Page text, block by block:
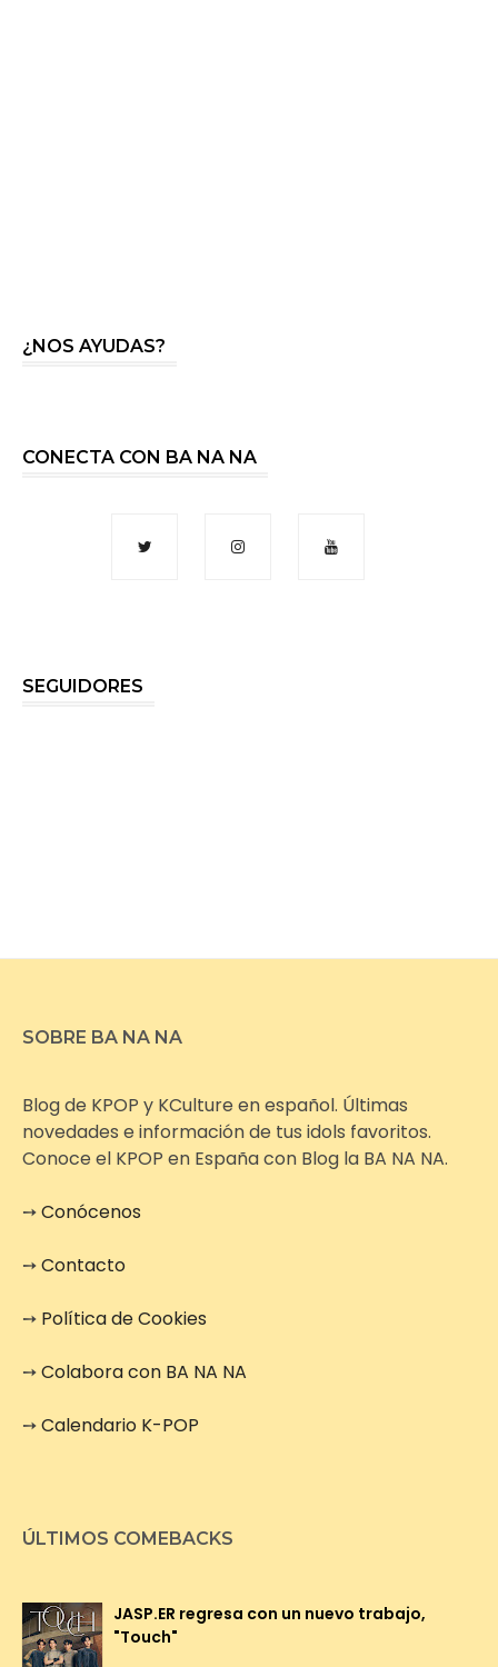
¿NOS AYUDAS?
CONECTA CON BA NA NA
SEGUIDORES
SOBRE BA NA NA
Blog de KPOP y KCulture en español. Últimas
novedades e información de tus idols favoritos.
Conoce el KPOP en España con Blog la BA NA NA.
➙Conócenos
➙Contacto
➙ Política de Cookies
➙Colabora con BA NA NA
➙Calendario K-POP
ÚLTIMOS COMEBACKS
JASP.ER regresa con un nuevo trabajo,
"Touch"